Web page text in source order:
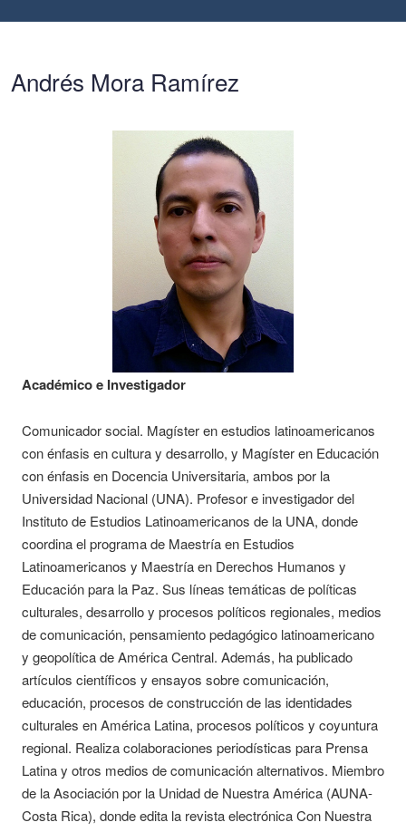
Andrés Mora Ramírez
Académico e Investigador
Comunicador social. Magíster en estudios latinoamericanos
con énfasis en cultura y desarrollo, y Magíster en Educación
con énfasis en Docencia Universitaria, ambos por la
Universidad Nacional (UNA). Profesor e investigador del
Instituto de Estudios Latinoamericanos de la UNA, donde
coordina el programa de Maestría en Estudios
Latinoamericanos y Maestría en Derechos Humanos y
Educación para la Paz. Sus líneas temáticas de políticas
culturales, desarrollo y procesos políticos regionales, medios
de comunicación, pensamiento pedagógico latinoamericano
y geopolítica de América Central. Además, ha publicado
artículos científicos y ensayos sobre comunicación,
educación, procesos de construcción de las identidades
culturales en América Latina, procesos políticos y coyuntura
regional. Realiza colaboraciones periodísticas para Prensa
Latina y otros medios de comunicación alternativos. Miembro
de la Asociación por la Unidad de Nuestra América (AUNA-
Costa Rica), donde edita la revista electrónica Con Nuestra